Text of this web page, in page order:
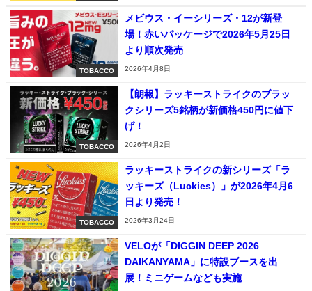
TOBACCO
メビウス・イーシリーズ・12が新登
場！赤いパッケージで2026年5月25日
より順次発売
2026年4月8日
TOBACCO
【朗報】ラッキーストライクのブラッ
クシリーズ5銘柄が新価格450円に値下
げ！
2026年4月2日
TOBACCO
ラッキーストライクの新シリーズ「ラ
ッキーズ（Luckies）」が2026年4月6
日より発売！
2026年3月24日
VELOが「DIGGIN DEEP 2026
DAIKANYAMA」に特設ブースを出
展！ミニゲームなども実施